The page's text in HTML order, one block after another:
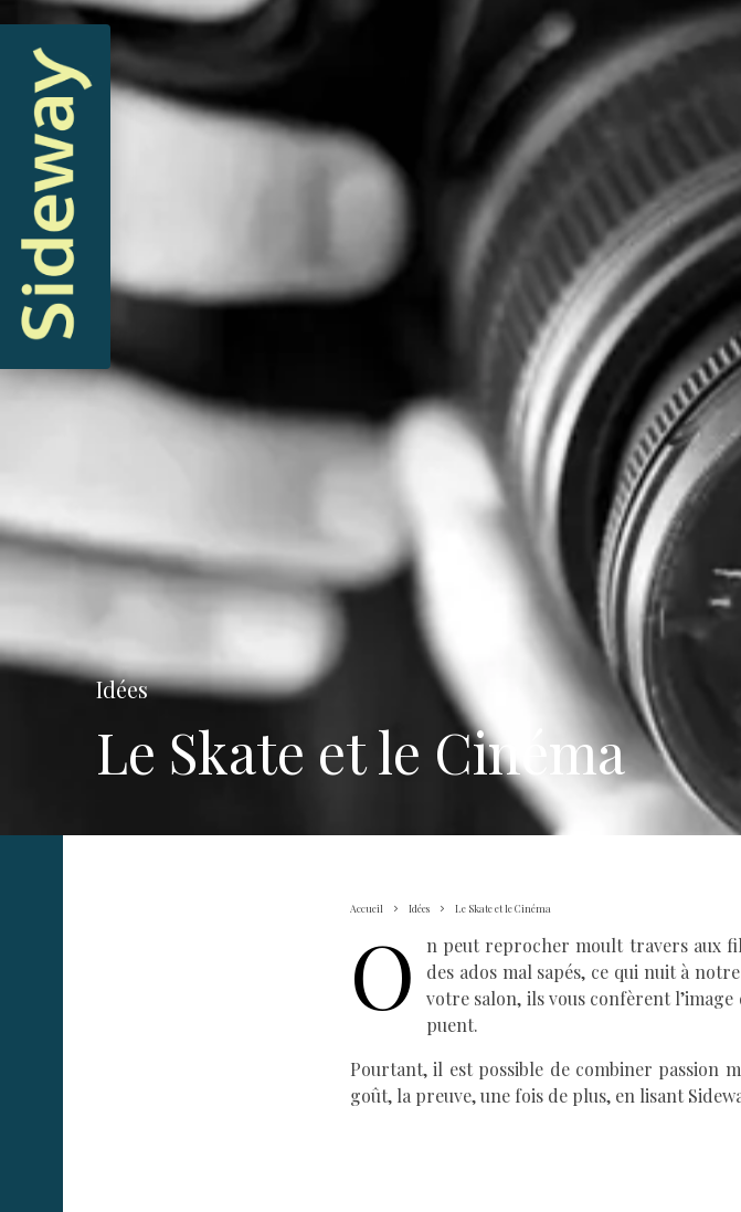
Idées
Le Skate et le Cinéma
Accueil Idées Le Skate et le Cinéma
O
n peut reprocher moult travers aux
des ados mal sapés, ce qui nuit à
votre salon, ils vous confèrent
puent.
Pourtant, il est possible de combiner passion
goût, la preuve, une fois de plus, en lisant